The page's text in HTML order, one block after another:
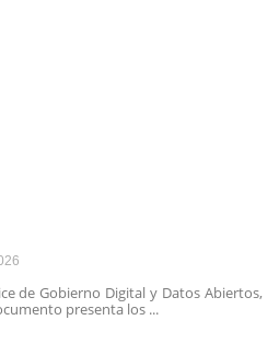
de Gobierno Digital y Datos Abiertos,
presenta los ...